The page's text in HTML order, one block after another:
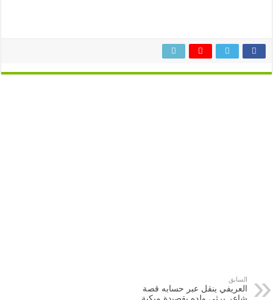
السابق
العريفي ينقل عبر حسابه قصة
شاعر يرثي ولده بقصيدة مبكية